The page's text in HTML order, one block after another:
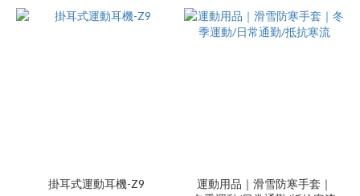
掛耳式運動耳機-Z9
運動用品｜滑雪防寒手套｜